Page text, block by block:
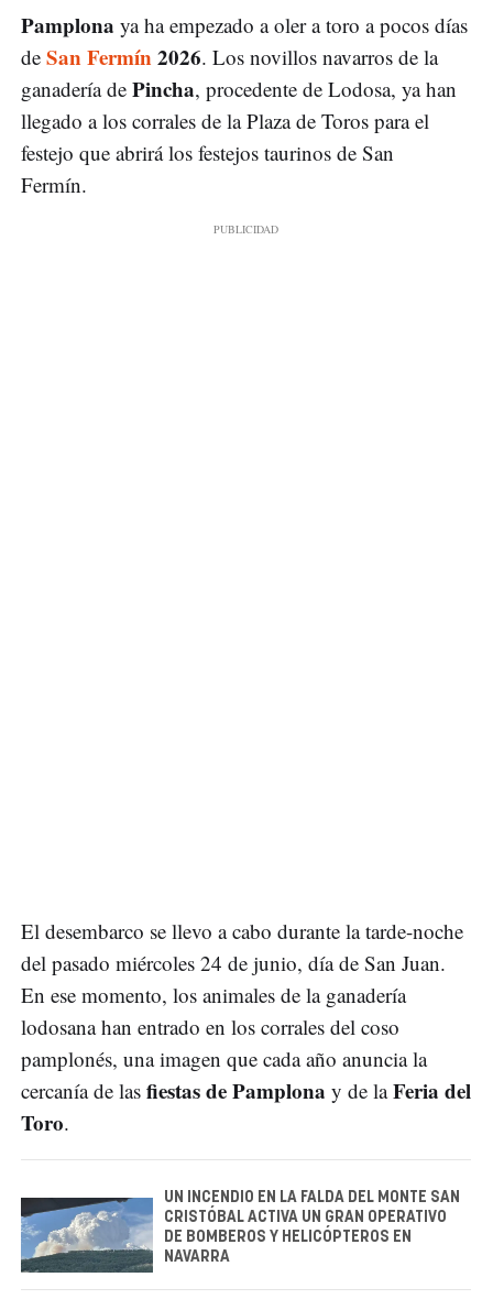
Pamplona ya ha empezado a oler a toro a pocos días
de San Fermín2026. Los novillos navarros de la
ganadería de Pincha, procedente de Lodosa, ya han
llegado a los corrales de la Plaza de Toros para el
festejo que abrirá los festejos taurinos de San
Fermín.
El desembarco se llevo a cabo durante la tarde-noche
del pasado miércoles 24 de junio, día de San Juan.
En ese momento, los animales de la ganadería
lodosana han entrado en los corrales del coso
pamplonés, una imagen que cada año anuncia la
cercanía de las fiestas de Pamplona y de laFeria del
Toro.
UN INCENDIO EN LA FALDA DEL MONTE SAN
CRISTÓBAL ACTIVA UN GRAN OPERATIVO
DE BOMBEROS Y HELICÓPTEROS EN
NAVARRA